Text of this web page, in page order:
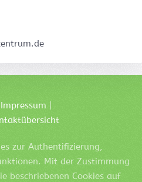
Impressum
zur Authentifizierung,
Mit der Zustimmung
beschriebenen Cookies auf